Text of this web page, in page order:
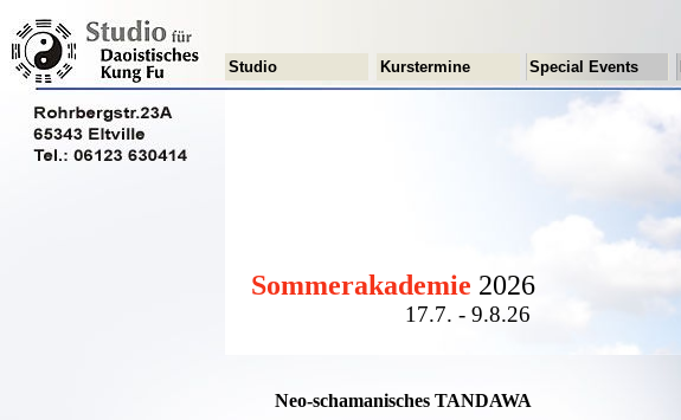
Sommerakademie 2026
17.7. - 9.8.26
Neo-schamanisches TANDAWA
Special Events
Kurstermine
Studio